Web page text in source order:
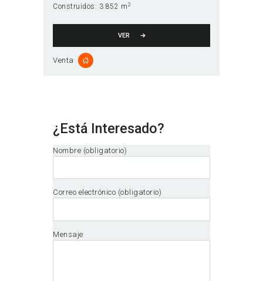
Construidos: 3.852 m2
VER
Venta
¿Está Interesado?
Nombre (obligatorio)
Correo electrónico (obligatorio)
Mensaje